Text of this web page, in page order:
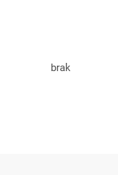
brak